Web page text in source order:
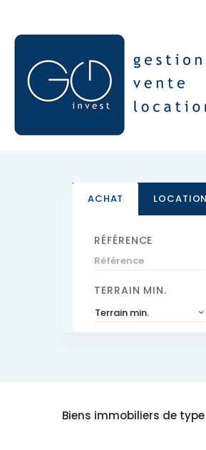
ACHAT LOCATION
RÉFÉRENCE
TERRAIN MIN.
Terrain min.
Biens immobiliers de